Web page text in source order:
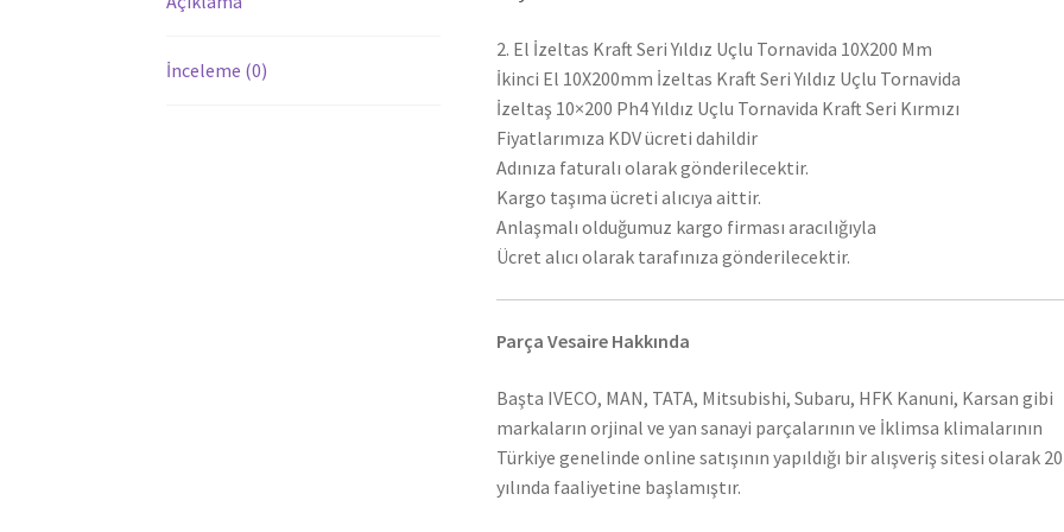
İnceleme (0)
2. El İzeltas Kraft Seri Yıldız Uçlu Tornavida 10X200 Mm
İkinci El 10X200mm İzeltas Kraft Seri Yıldız Uçlu Tornavida
İzeltaş 10×200 Ph4 Yıldız Uçlu Tornavida Kraft Seri Kırmızı
Fiyatlarımıza KDV ücreti dahildir
Adınıza faturalı olarak gönderilecektir.
Kargo taşıma ücreti alıcıya aittir.
Anlaşmalı olduğumuz kargo firması aracılığıyla
Ücret alıcı olarak tarafınıza gönderilecektir.
Parça Vesaire Hakkında
Başta IVECO, MAN, TATA, Mitsubishi, Subaru, HFK Kanuni, Karsan gibi
markaların orjinal ve yan sanayi parçalarının ve İklimsa klimalarının
Türkiye genelinde online satışının yapıldığı bir alışveriş sitesi olarak
yılında faaliyetine başlamıştır.